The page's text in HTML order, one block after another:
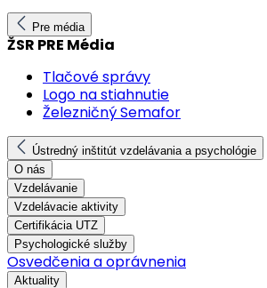
Pre média
ŽSR PRE Média
Tlačové správy
Logo na stiahnutie
Železničný Semafor
Ústredný inštitút vzdelávania a psychológie
O nás
Vzdelávanie
Vzdelávacie aktivity
Certifikácia UTZ
Psychologické služby
Osvedčenia a oprávnenia
Aktuality